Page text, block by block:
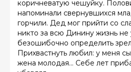
коричневатую чешуйку.
напоминали свернувшихся
горчили. Дед мог прийти со
никто за всю Динину жизнь не
безошибочно определить
Прихвастнуть любил: у меня
жена молодая… Себе лет